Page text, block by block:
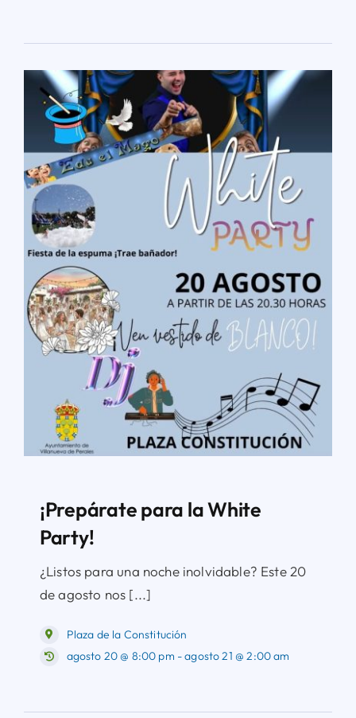
¡Prepárate para la White
Party!
¿Listos para una noche inolvidable? Este 20
de agosto nos [...]
Plaza de la Constitución
agosto 20 @ 8:00 pm - agosto 21 @ 2:00 am